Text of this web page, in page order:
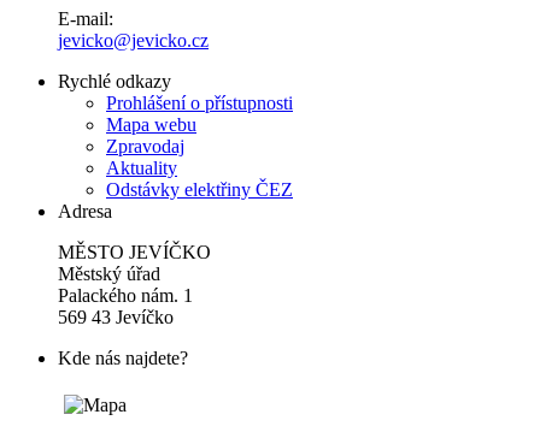
E-mail:
jevicko@jevicko.cz
Rychlé odkazy
Prohlášení o přístupnosti
Mapa webu
Zpravodaj
Aktuality
Odstávky elektřiny ČEZ
Adresa
MĚSTO JEVÍČKO
Městský úřad
Palackého nám. 1
569 43 Jevíčko
Kde nás najdete?